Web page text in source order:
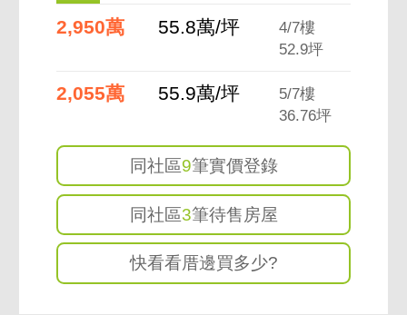
2,950萬 55.8萬/坪
4/7樓
52.9坪
2,055萬 55.9萬/坪
5/7樓
36.76坪
同社區9筆實價登錄
同社區3筆待售房屋
快看看厝邊買多少?